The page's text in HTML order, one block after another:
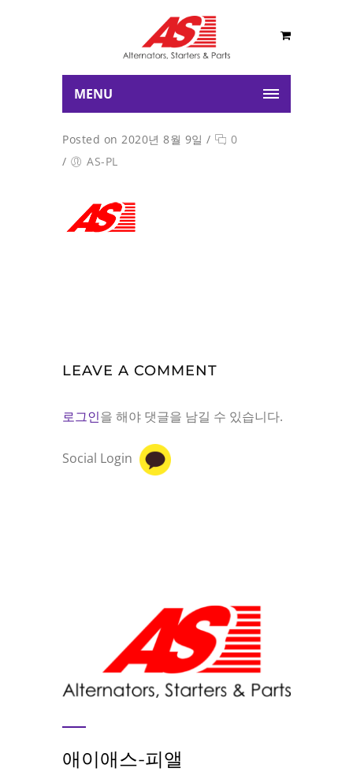
MENU
Posted on 2020년 8월 9일 /
0
/
AS-PL
LEAVE A COMMENT
로그인을 해야 댓글을 남길 수 있습니다.
Social Login
애이애스-피앨